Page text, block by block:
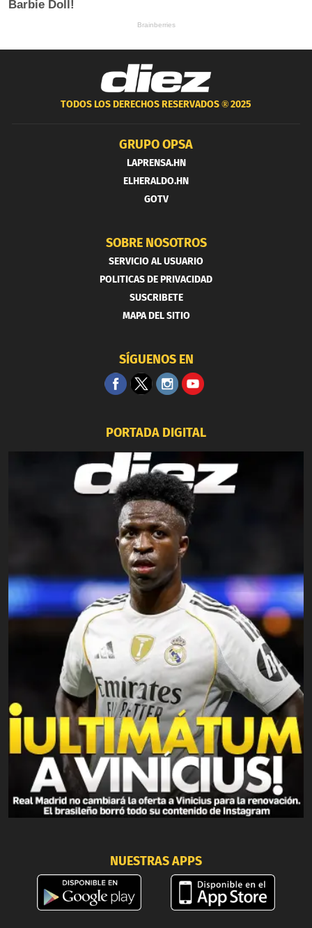
TODOS LOS DERECHOS RESERVADOS ®2025
GRUPO OPSA
LAPRENSA.HN
ELHERALDO.HN
GOTV
SOBRE NOSOTROS
SERVICIO AL USUARIO
POLITICAS DE PRIVACIDAD
SUSCRIBETE
MAPA DEL SITIO
SÍGUENOS EN
PORTADA DIGITAL
NUESTRAS APPS